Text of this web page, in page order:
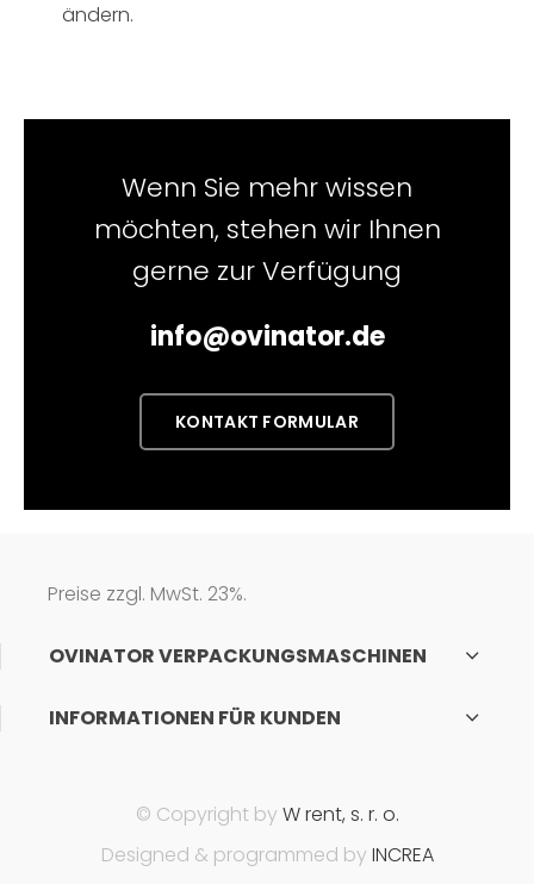
ändern.
Wenn Sie mehr wissen
möchten, stehen wir Ihnen
gerne zur Verfügung
info@ovinator.de
KONTAKT FORMULAR
Preise zzgl. MwSt. 23%.
OVINATOR VERPACKUNGSMASCHINEN
INFORMATIONEN FÜR KUNDEN
© Copyright by W rent, s. r. o.
Designed & programmed by INCREA